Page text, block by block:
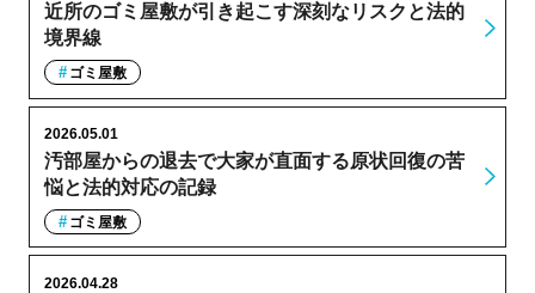
近所のゴミ屋敷が引き起こす深刻なリスクと法的
境界線
ゴミ屋敷
汚部屋からの退去で大家が直面する原状回復の苦
悩と法的対応の記録
2026.05.01
ゴミ屋敷
2026.04.28